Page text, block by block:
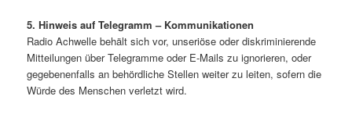
5. Hinweis auf Telegramm – Kommunikationen
Radio Achwelle behält sich vor, unseriöse oder diskriminierende
Mitteilungen über Telegramme oder E-Mails zu ignorieren, oder
gegebenenfalls an behördliche Stellen weiter zu leiten, sofern die
Würde des Menschen verletzt wird.